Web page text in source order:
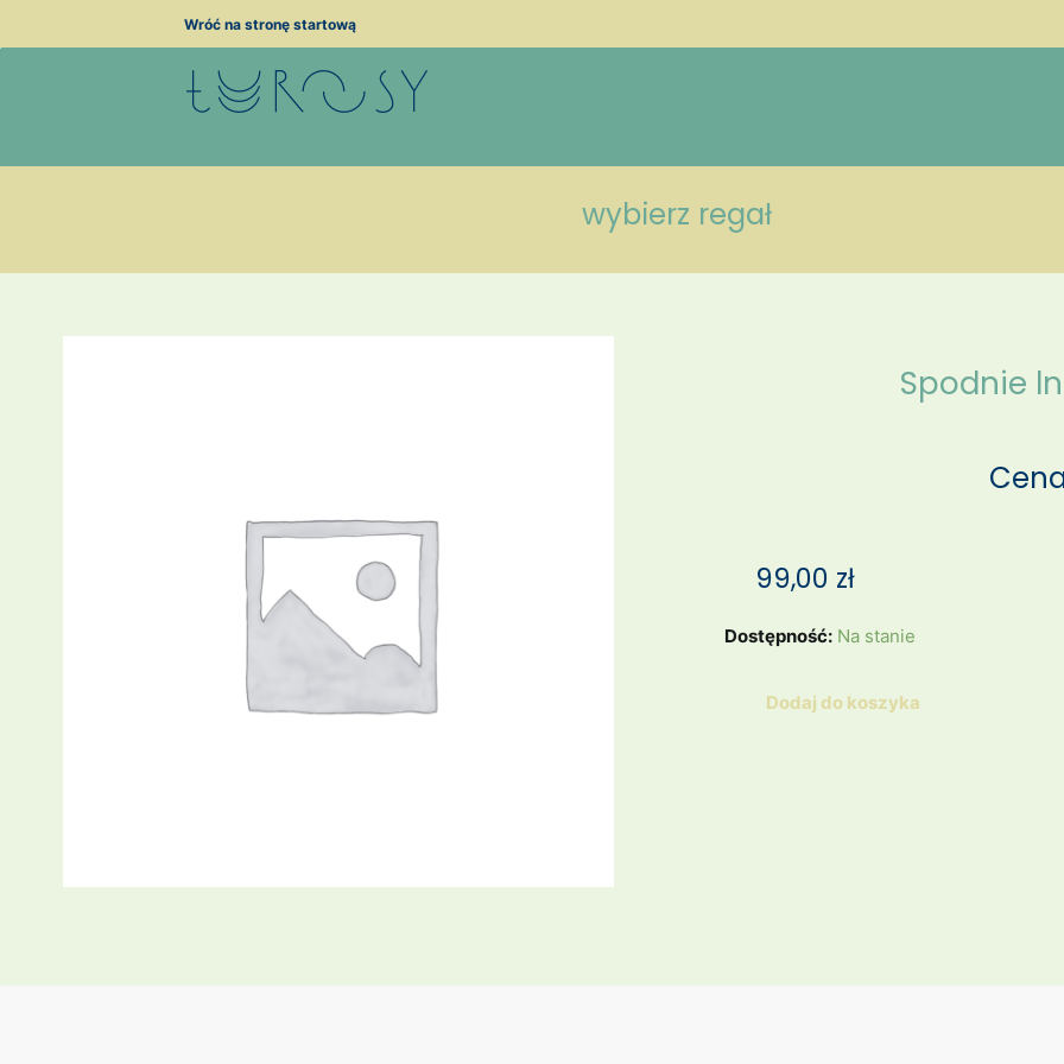
Wróć na stronę startową
wybierz regał
Spodnie
99,00 zł
Dostępność: Na stanie
ilość
lnianeDodaj do koszyka